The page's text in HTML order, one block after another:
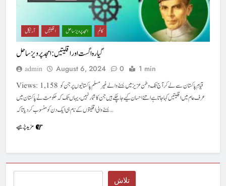
آرٹیکل اقلیتیں امجد پرویز ساحل کالم
گیارہ اگست اور اقلیتیں : امجد پرویزساحل
admin August 6, 2024 0 1 min
Views: 1,158 قیامِ پاکستان سے لے کر آج تک وطن عزیز میں بسنے والے غیرمسلم پاکستانیوں پر جن کو
عرف عام میں اقلیتیں کہا جاتا ہے اتنے احسان کیے جا چکے ہیں جن کا شمار نہیں،یہاں تک کہ حکومت نے پاکستان میں
بسنے والی اقلیتوں کے نام ہی ایک دن کو منسوب کر دیا تاکہ…
مزید پڑھیے
تلاش